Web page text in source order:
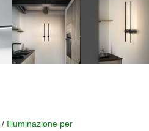
/ Illuminazione per